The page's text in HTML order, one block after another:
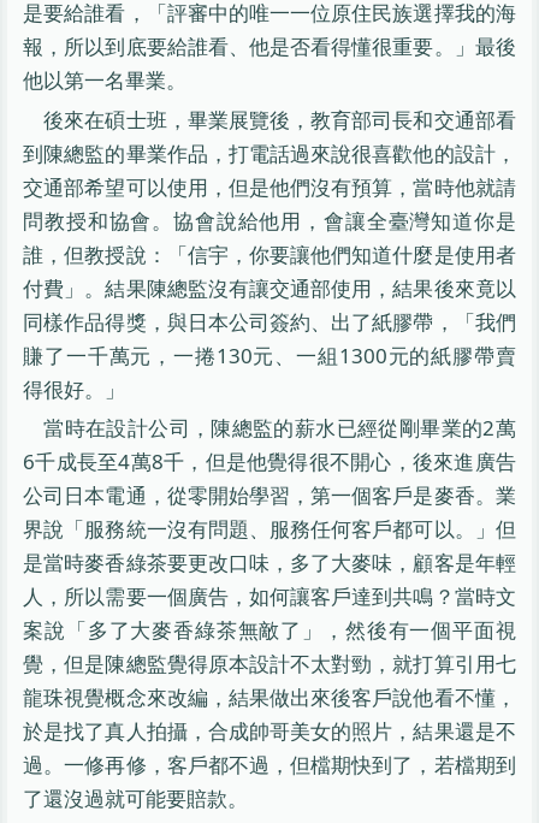
是要給誰看，「評審中的唯一一位原住民族選擇我的海
報，所以到底要給誰看、他是否看得懂很重要。」最後
他以第一名畢業。
後來在碩士班，畢業展覽後，教育部司長和交通部看
到陳總監的畢業作品，打電話過來說很喜歡他的設計，
交通部希望可以使用，但是他們沒有預算，當時他就請
問教授和協會。協會說給他用，會讓全臺灣知道你是
誰，但教授說：「信宇，你要讓他們知道什麼是使用者
付費」。結果陳總監沒有讓交通部使用，結果後來竟以
同樣作品得獎，與日本公司簽約、出了紙膠帶，「我們
賺了一千萬元，一捲130元、一組1300元的紙膠帶賣
得很好。」
當時在設計公司，陳總監的薪水已經從剛畢業的2萬
6千成長至4萬8千，但是他覺得很不開心，後來進廣告
公司日本電通，從零開始學習，第一個客戶是麥香。業
界說「服務統一沒有問題、服務任何客戶都可以。」但
是當時麥香綠茶要更改口味，多了大麥味，顧客是年輕
人，所以需要一個廣告，如何讓客戶達到共鳴？當時文
案說「多了大麥香綠茶無敵了」，然後有一個平面視
覺，但是陳總監覺得原本設計不太對勁，就打算引用七
龍珠視覺概念來改編，結果做出來後客戶說他看不懂，
於是找了真人拍攝，合成帥哥美女的照片，結果還是不
過。一修再修，客戶都不過，但檔期快到了，若檔期到
了還沒過就可能要賠款。